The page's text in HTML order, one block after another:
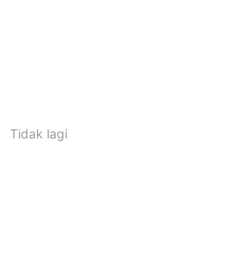
Tidak lagi